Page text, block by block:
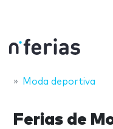
Moda deportiva
Ferias de